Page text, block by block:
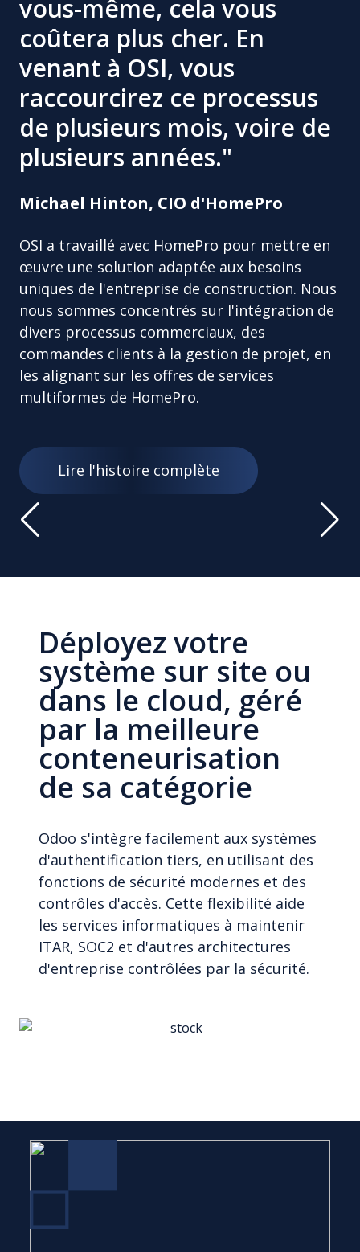
vous-même, cela vous
coûtera plus cher. En
venant à OSI, vous
raccourcirez ce processus
de plusieurs mois, voire de
plusieurs années."
Michael Hinton, CIO d'HomePro
OSI a travaillé avec HomePro pour mettre en
œuvre une solution adaptée aux besoins
uniques de l'entreprise de construction. Nous
nous sommes concentrés sur l'intégration de
divers processus commerciaux, des
commandes clients à la gestion de projet, en
les alignant sur les offres de services
multiformes de HomePro.
Lire l'histoire complète
Déployez votre
système sur site ou
dans le cloud, géré
par la meilleure
conteneurisation
de sa catégorie
Odoo s'intègre facilement aux systèmes
d'authentification tiers, en utilisant des
fonctions de sécurité modernes et des
contrôles d'accès. Cette flexibilité aide
les services informatiques à maintenir
ITAR, SOC2 et d'autres architectures
d'entreprise contrôlées par la sécurité.